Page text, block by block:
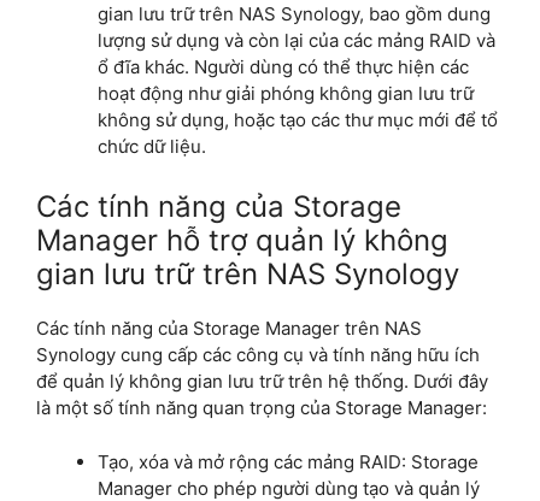
gian lưu trữ trên NAS Synology, bao gồm dung
lượng sử dụng và còn lại của các mảng RAID và
ổ đĩa khác. Người dùng có thể thực hiện các
hoạt động như giải phóng không gian lưu trữ
không sử dụng, hoặc tạo các thư mục mới để tổ
chức dữ liệu.
Các tính năng của Storage
Manager hỗ trợ quản lý không
gian lưu trữ trên NAS Synology
Các tính năng của Storage Manager trên NAS
Synology cung cấp các công cụ và tính năng hữu ích
để quản lý không gian lưu trữ trên hệ thống. Dưới đây
là một số tính năng quan trọng của Storage Manager:
Tạo, xóa và mở rộng các mảng RAID: Storage
Manager cho phép người dùng tạo và quản lý